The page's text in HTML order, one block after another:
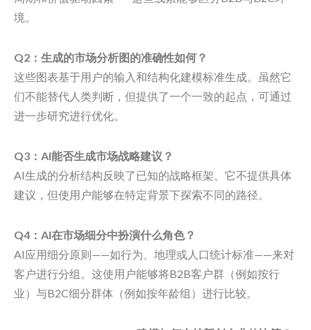
境。
Q2：生成的市场分析图的准确性如何？
这些图表基于用户的输入和结构化建模标准生成。虽然它
们不能替代人类判断，但提供了一个一致的起点，可通过
进一步研究进行优化。
Q3：AI能否生成市场战略建议？
AI生成的分析结构反映了已知的战略框架。它不提供具体
建议，但使用户能够在特定背景下探索不同的路径。
Q4：AI在市场细分中扮演什么角色？
AI应用细分原则——如行为、地理或人口统计标准——来对
客户进行分组。这使用户能够将B2B客户群（例如按行
业）与B2C细分群体（例如按年龄组）进行比较。